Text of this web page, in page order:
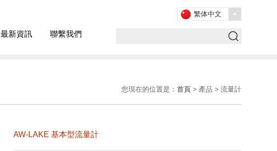
最新資訊 聯繫我們
繁体中文
您現在的位置是： 首頁 > 產品 > 流量計
AW-LAKE 基本型流量計